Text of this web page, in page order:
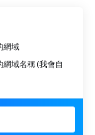
網域
域名稱 (我會自